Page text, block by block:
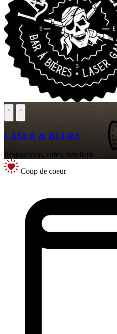
LASER & BEERS
Restauration, cafés, hôtellerie
Coup de coeur